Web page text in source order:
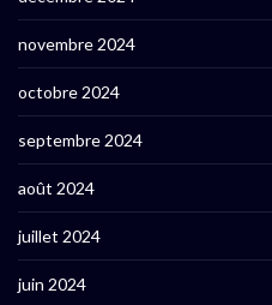
novembre 2024
octobre 2024
septembre 2024
août 2024
juillet 2024
juin 2024